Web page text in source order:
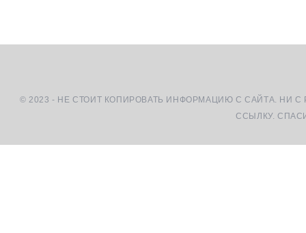
© 2023 - НЕ СТОИТ КОПИРОВАТЬ ИНФОРМАЦИЮ С САЙТА. НИ
ССЫЛКУ.